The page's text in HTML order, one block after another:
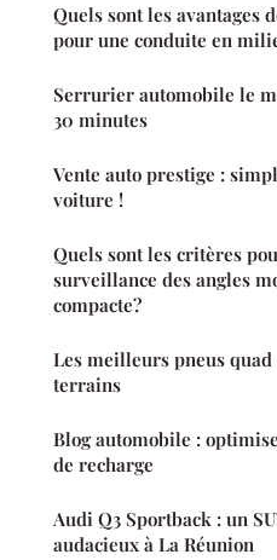
Quels sont les avantages
pour une conduite en
Serrurier automobile le
30 minutes
Vente auto prestige :
voiture !
Quels sont les critères
surveillance des angles
compacte?
Les meilleurs pneus quad
terrains
Blog automobile :
de recharge
Audi Q3 Sportback : un
audacieux à La Réunion